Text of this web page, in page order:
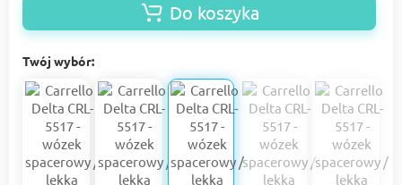
Do koszyka
Twój wybór: